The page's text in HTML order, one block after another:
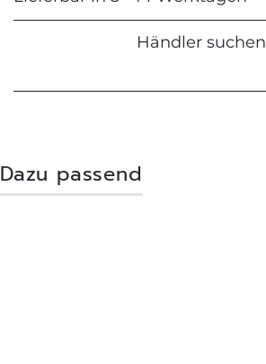
Händler suchen
Dazu passend